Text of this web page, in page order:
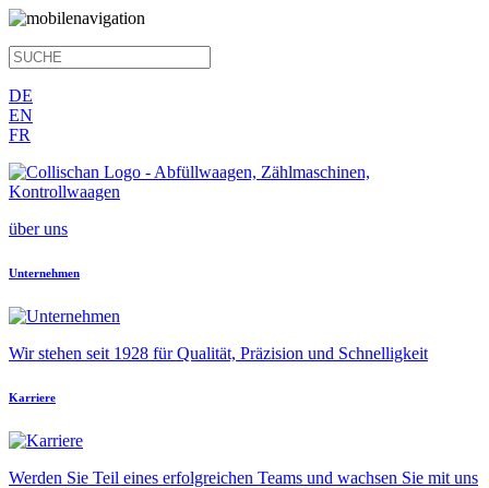
DE
EN
FR
über uns
Unternehmen
Wir stehen seit 1928 für Qualität, Präzision und Schnelligkeit
Karriere
Werden Sie Teil eines erfolgreichen Teams und wachsen Sie mit uns